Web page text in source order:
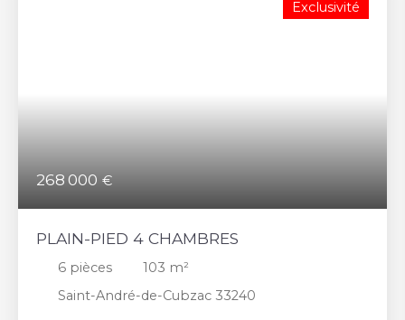
268 000 €
Exclusivité
PLAIN-PIED 4 CHAMBRES
6 pièces 103 m²
Saint-André-de-Cubzac 33240